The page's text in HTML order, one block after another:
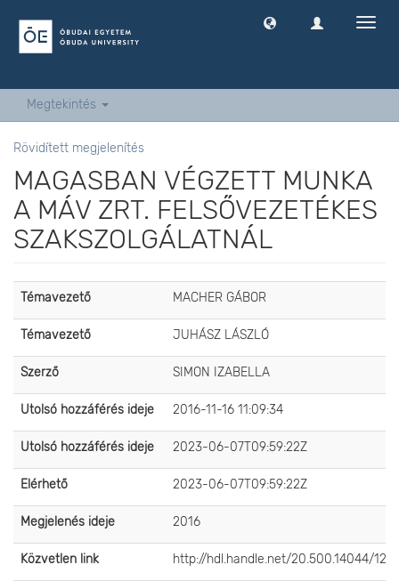
Megtekintés
Rövidített megjelenítés
MAGASBAN VÉGZETT MUNKA
A MÁV ZRT. FELSŐVEZETÉKES
SZAKSZOLGÁLATNÁL
Témavezető MACHER GÁBOR
Témavezető JUHÁSZ LÁSZLÓ
Szerző SIMON IZABELLA
Utolsó hozzáférés ideje 2016-11-16 11:09:34
Utolsó hozzáférés ideje 2023-06-07T09:59:22Z
Elérhető 2023-06-07T09:59:22Z
Megjelenés ideje 2016
Közvetlen link http://hdl.handle.net/20.500.14044/